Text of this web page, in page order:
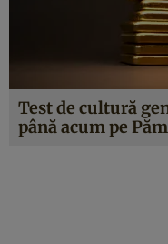
Test de cultură
până acum pe